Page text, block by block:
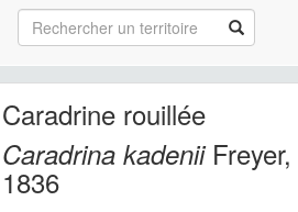
Caradrine rouillée
Caradrina kadeniiFreyer,
1836